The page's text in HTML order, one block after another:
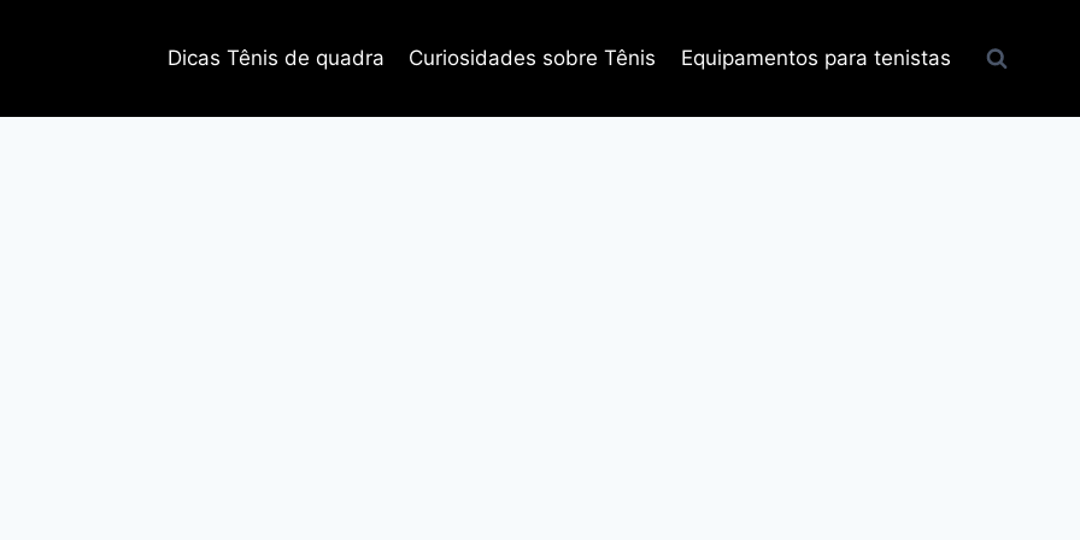
Dicas Tênis de quadra Curiosidades sobre Tênis Equipamentos para tenistas